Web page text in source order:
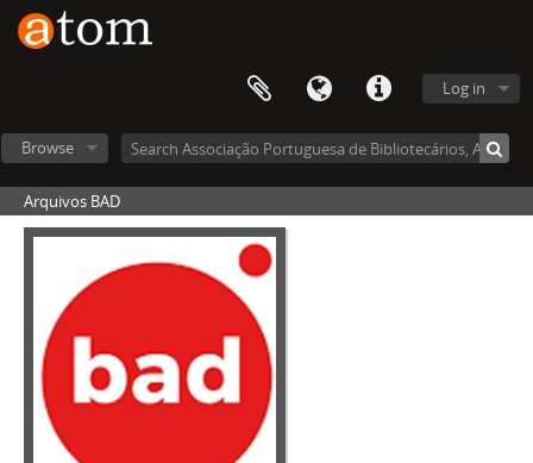
Log in
Browse
Arquivos BAD